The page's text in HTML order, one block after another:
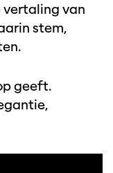
van
stem,
geeft.